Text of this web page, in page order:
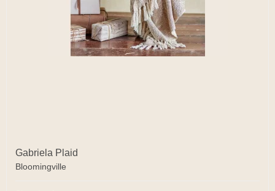
Gabriela Plaid
Bloomingville